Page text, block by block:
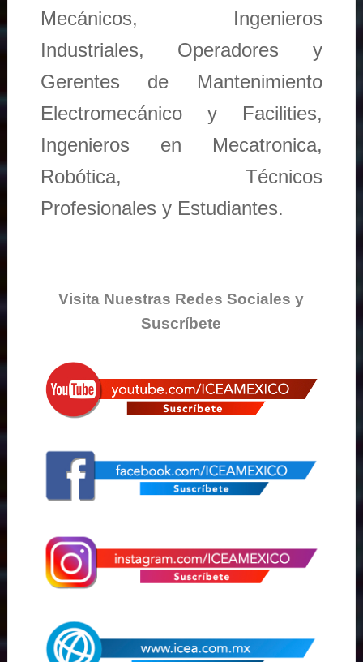
Mecánicos, Ingenieros
Industriales, Operadores y
Gerentes de Mantenimiento
Electromecánico y Facilities,
Ingenieros en Mecatronica,
Robótica, Técnicos
Profesionales y Estudiantes.
Visita Nuestras Redes Sociales y
Suscríbete